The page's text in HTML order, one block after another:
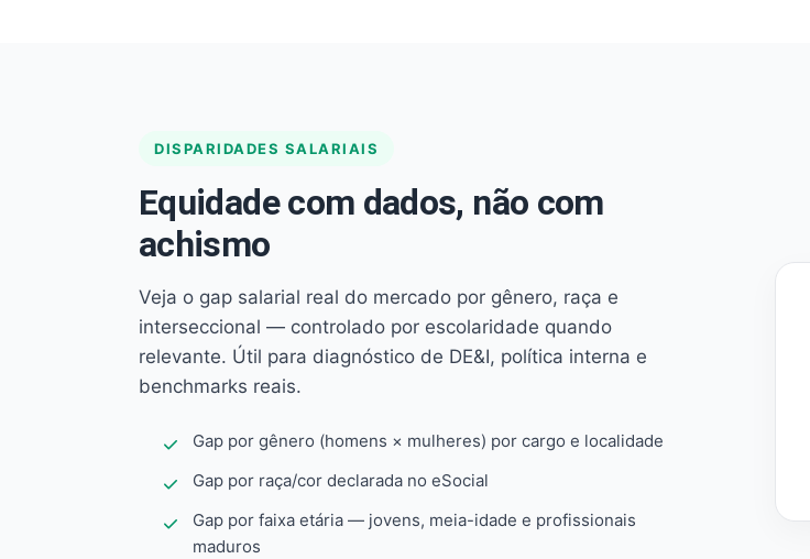
DISPARIDADES SALARIAIS
Equidade com dados, não com
achismo
Veja o gap salarial real do mercado por gênero, raça e
interseccional — controlado por escolaridade quando
relevante. Útil para diagnóstico de DE&I, política interna e
benchmarks reais.
Gap por gênero (homens × mulheres) por cargo e localidade
Gap por raça/cor declarada no eSocial
Gap por faixa etária — jovens, meia-idade e profissionais
maduros